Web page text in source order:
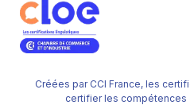
Créées par CCI France, les
certifier les compétences